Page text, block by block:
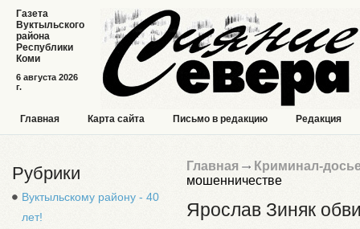
6 августа 2026
г.
Газета
Вуктыльского
района
Республики
Коми
Главная Карта сайта Письмо в редакцию Редакция
Рубрики
Вуктыльскому району - 40
лет!
Главная
Криминал-
мошенничестве
Ярослав Зиняк